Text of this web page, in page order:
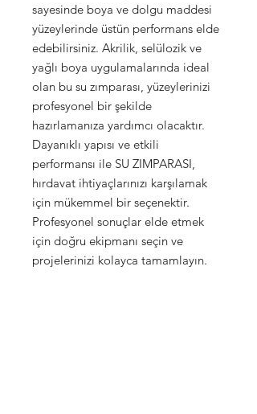
sayesinde boya ve dolgu maddesi
yüzeylerinde üstün performans elde
edebilirsiniz. Akrilik, selülozik ve
yağlı boya uygulamalarında ideal
olan bu su zımparası, yüzeylerinizi
profesyonel bir şekilde
hazırlamanıza yardımcı olacaktır.
Dayanıklı yapısı ve etkili
performansı ile SU ZIMPARASI,
hırdavat ihtiyaçlarınızı karşılamak
için mükemmel bir seçenektir.
Profesyonel sonuçlar elde etmek
için doğru ekipmanı seçin ve
projelerinizi kolayca tamamlayın.